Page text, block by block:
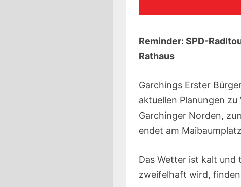
Reminder: SPD-
Rathaus
Garchings Erster
aktuellen Planungen
Garchinger Norden,
endet am
Das Wetter ist kalt und
zweifelhaft wird,